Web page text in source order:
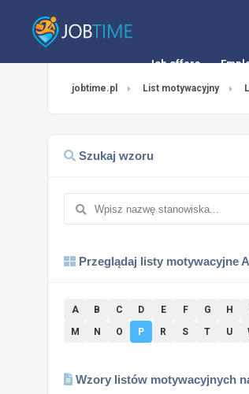
Job offers
jobtime.pl List motywacyjny
Szukaj wzoru
Przeglądaj listy motywacyjne
A B C D E F G H
M
N O P R S T U
Wzory listów motywacyjnych